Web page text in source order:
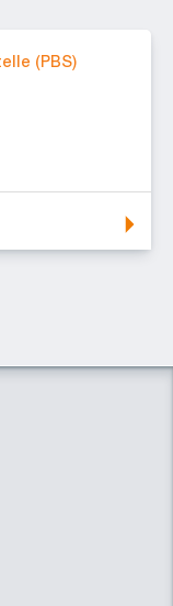
(PBS)